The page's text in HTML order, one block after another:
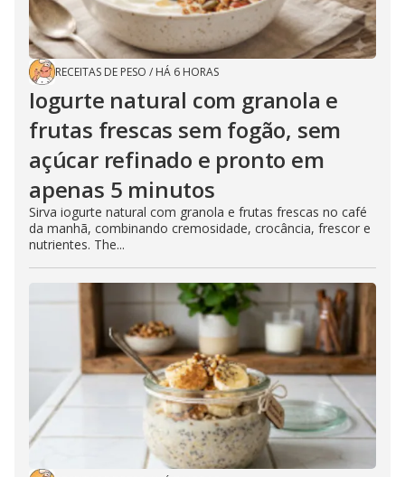
RECEITAS DE PESO / HÁ 6 HORAS
Iogurte natural com granola e
frutas frescas sem fogão, sem
açúcar refinado e pronto em
apenas 5 minutos
Sirva iogurte natural com granola e frutas frescas no café
da manhã, combinando cremosidade, crocância, frescor e
nutrientes. The...